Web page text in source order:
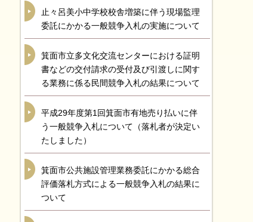
止々呂美小中学校校舎増築に伴う現場監理
委託にかかる一般競争入札の実施について
箕面市立多文化交流センターにおける証明
書などの交付請求の受付及び引渡しに関す
る業務に係る民間競争入札の結果について
平成29年度第1回箕面市有地売り払いに伴
う一般競争入札について（落札者が決定い
たしました）
箕面市公共施設管理業務委託にかかる総合
評価落札方式による一般競争入札の結果に
ついて